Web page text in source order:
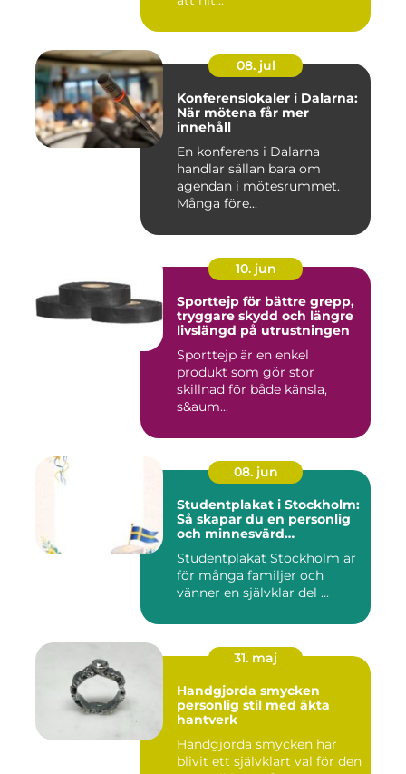
08. jul
Konferenslokaler i Dalarna:
När mötena får mer
innehåll
En konferens i Dalarna
handlar sällan bara om
agendan i mötesrummet.
Många före...
10. jun
Sporttejp för bättre grepp,
tryggare skydd och längre
livslängd på utrustningen
Sporttejp är en enkel
produkt som gör stor
skillnad för både känsla,
s&aum...
08. jun
Studentplakat i Stockholm:
Så skapar du en personlig
och minnesvärd
Studentplakat Stockholm är
för många familjer och
vänner en självklar del ...
31. maj
Handgjorda smycken
personlig stil med äkta
hantverk
Handgjorda smycken har
blivit ett självklart val för den